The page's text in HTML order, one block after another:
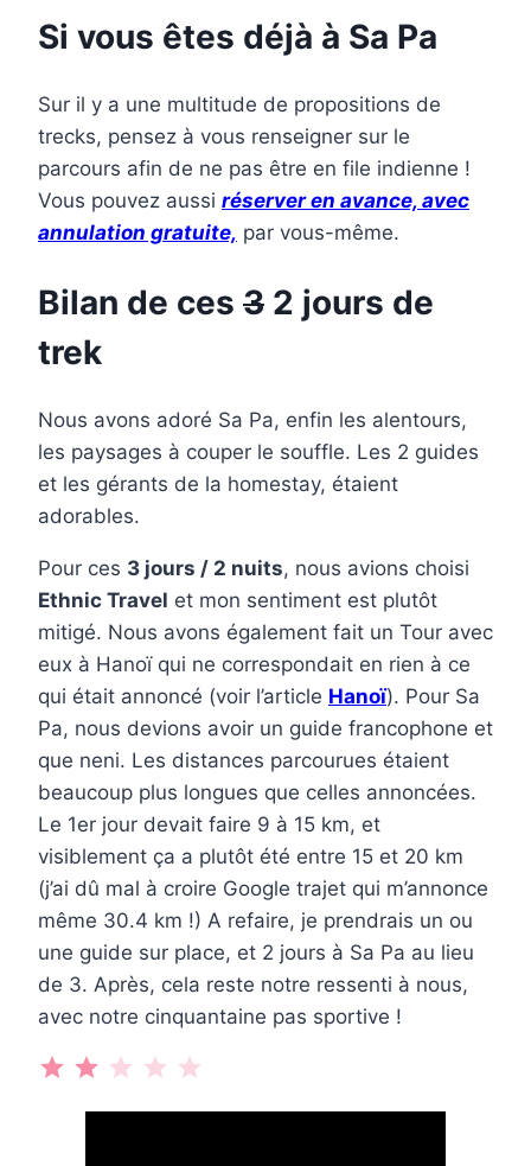
Si vous êtes déjà à Sa Pa
Sur il y a une multitude de propositions de
trecks, pensez à vous renseigner sur le
parcours afin de ne pas être en file indienne !
Vous pouvez aussi réserver en avance, avec
annulation gratuite, par vous-même.
Bilan de ces 3 2 jours de
trek
Nous avons adoré Sa Pa, enfin les alentours,
les paysages à couper le souffle. Les 2 guides
et les gérants de la homestay, étaient
adorables.
Pour ces 3 jours / 2 nuits, nous avions choisi
Ethnic Travel et mon sentiment est plutôt
mitigé. Nous avons également fait un Tour avec
eux à Hanoï qui ne correspondait en rien à ce
qui était annoncé (voir l’article Hanoï). Pour Sa
Pa, nous devions avoir un guide francophone et
que neni. Les distances parcourues étaient
beaucoup plus longues que celles annoncées.
Le 1er jour devait faire 9 à 15 km, et
visiblement ça a plutôt été entre 15 et 20 km
(j’ai dû mal à croire Google trajet qui m’annonce
même 30.4 km !) A refaire, je prendrais un ou
une guide sur place, et 2 jours à Sa Pa au lieu
de 3. Après, cela reste notre ressenti à nous,
avec notre cinquantaine pas sportive !
⭐